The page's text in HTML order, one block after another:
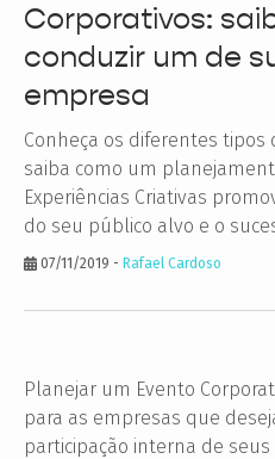
Corporativos:
conduzir um de
empresa
Conheça os diferentes tipos
saiba como um
Experiências Criativas
do seu público alvo e o
07/11/2019 - Rafael Cardoso
Planejar um Evento
para as empresas que
participação interna de